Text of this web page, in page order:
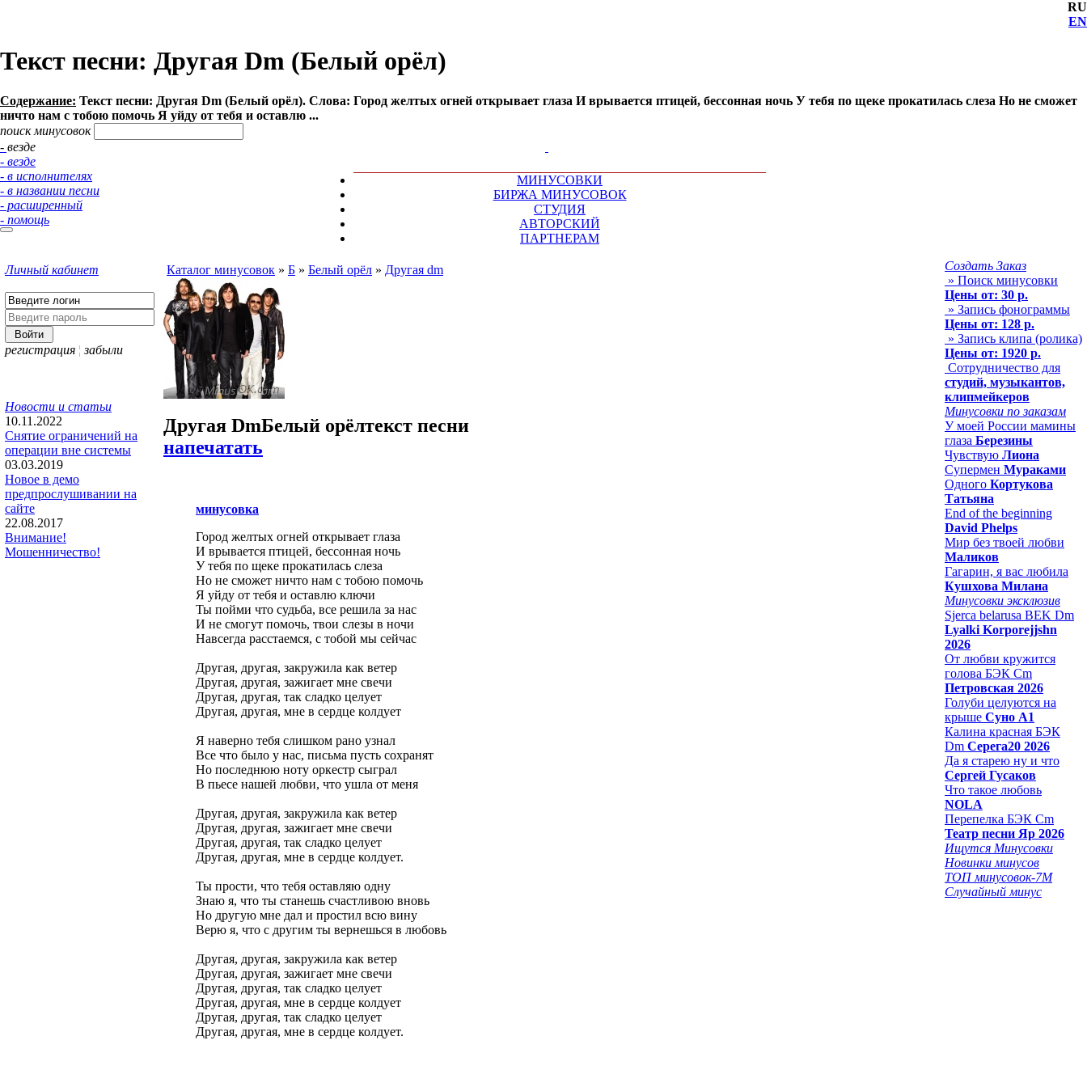
RU
EN
Текст песни: Другая Dm (Белый орёл)
Содержание: Текст песни: Другая Dm (Белый орёл). Слова: Город желтых огней открывает глаза И врывается птицей, бессонная ночь У тебя по щеке прокатилась слеза Но не сможет
ничто нам с тобою помочь Я уйду от тебя и оставлю ...
поиск минусовок
- везде
- везде
- в исполнителях
- в названии песни
- расширенный
- помощь
МИНУСОВКИ
БИРЖА МИНУСОВОК
СТУДИЯ
АВТОРСКИЙ
ПАРТНЕРАМ
Личный кабинет
регистрация ¦ забыли
Новости и статьи
10.11.2022
Снятие ограничений на
операции вне системы
03.03.2019
Новое в демо
предпрослушивании на
сайте
22.08.2017
Внимание!
Мошенничество!
Каталог минусовок » Б » Белый орёл » Другая dm
Другая DmБелый орёлтекст песни
напечатать
минусовка
Город желтых огней открывает глаза
И врывается птицей, бессонная ночь
У тебя по щеке прокатилась слеза
Но не сможет ничто нам с тобою помочь
Я уйду от тебя и оставлю ключи
Ты пойми что судьба, все решила за нас
И не смогут помочь, твои слезы в ночи
Навсегда расстаемся, с тобой мы сейчас
Другая, другая, закружила как ветер
Другая, другая, зажигает мне свечи
Другая, другая, так сладко целует
Другая, другая, мне в сердце колдует
Я наверно тебя слишком рано узнал
Все что было у нас, письма пусть сохранят
Но последнюю ноту оркестр сыграл
В пьесе нашей любви, что ушла от меня
Другая, другая, закружила как ветер
Другая, другая, зажигает мне свечи
Другая, другая, так сладко целует
Другая, другая, мне в сердце колдует.
Ты прости, что тебя оставляю одну
Знаю я, что ты станешь счастливою вновь
Но другую мне дал и простил всю вину
Верю я, что с другим ты вернешься в любовь
Другая, другая, закружила как ветер
Другая, другая, зажигает мне свечи
Другая, другая, так сладко целует
Другая, другая, мне в сердце колдует
Другая, другая, так сладко целует
Другая, другая, мне в сердце колдует.
Создать Заказ
» Поиск минусовки
Цены от: 30 р.
» Запись фонограммы
Цены от: 128 р.
» Запись клипа (ролика)
Цены от: 1920 р.
Сотрудничество для
студий, музыкантов,
клипмейкеров
Минусовки по заказам
У моей России мамины
глаза Березины
Чувствую Лиона
Супермен Мураками
Одного Кортукова
Татьяна
End of the beginning
David Phelps
Мир без твоей любви
Маликов
Гагарин, я вас любила
Кушхова Милана
Минусовки эксклюзив
Sjerca belarusa BEK Dm
Lyalki Korporejjshn
2026
От любви кружится
голова БЭК Cm
Петровская 2026
Голуби целуются на
крыше Суно А1
Калина красная БЭК
Dm Серега20 2026
Да я старею ну и что
Сергей Гусаков
Что такое любовь
NOLA
Перепелка БЭК Cm
Театр песни Яр 2026
Ищутся Минусовки
Новинки минусов
ТОП минусовок-7M
Случайный минус